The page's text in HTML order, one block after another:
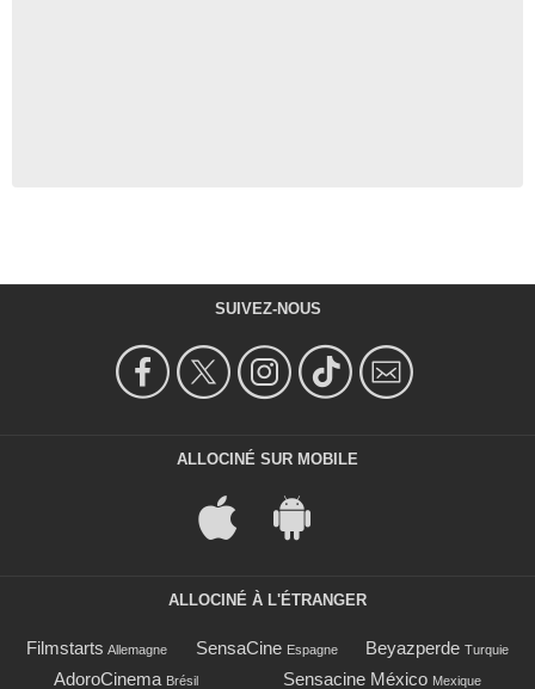
SUIVEZ-NOUS
ALLOCINÉ SUR MOBILE
ALLOCINÉ À L'ÉTRANGER
Filmstarts Allemagne SensaCine Espagne Beyazperde Turquie
AdoroCinema Brésil Sensacine México Mexique